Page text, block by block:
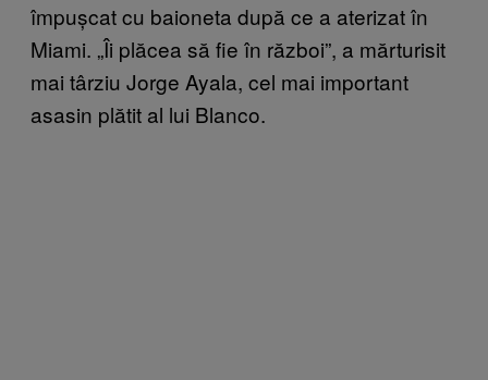
împușcat cu baioneta după ce a aterizat în
Miami. „Îi plăcea să fie în război”, a mărturisit
mai târziu Jorge Ayala, cel mai important
asasin plătit al lui Blanco.